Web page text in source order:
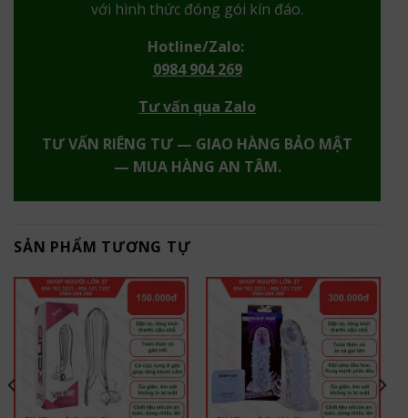
với hình thức đóng gói kín đáo.
Hotline/Zalo:
0984 904 269
Tư vấn qua Zalo
TƯ VẤN RIÊNG TƯ — GIAO HÀNG BẢO MẬT
— MUA HÀNG AN TÂM.
SẢN PHẨM TƯƠNG TỰ